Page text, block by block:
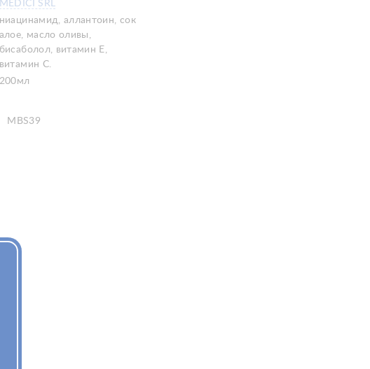
MEDICI SRL
ниацинамид, аллантоин, сок
алое, масло оливы,
бисаболол, витамин Е,
витамин С.
200мл
MBS39